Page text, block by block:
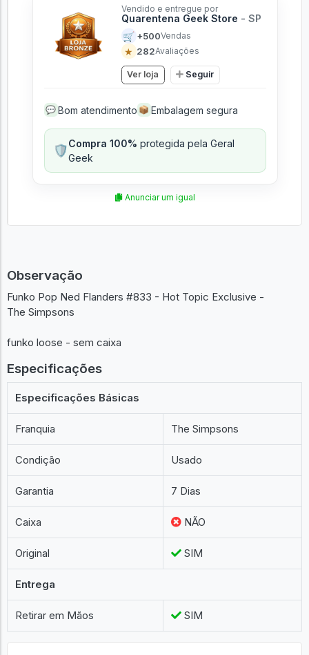
Vendido e entregue por
Quarentena Geek Store - SP
🛒 +500Vendas
★ 282Avaliações
Ver loja Seguir
💬 Bom atendimento 📦 Embalagem segura
🛡️Compra 100% protegida pela Geral
Geek
Anunciar um igual
Observação
Funko Pop Ned Flanders #833 - Hot Topic Exclusive -
The Simpsons
funko loose - sem caixa
Especificações
Especificações Básicas
Franquia The Simpsons
Condição Usado
Garantia 7 Dias
Caixa NÃO
Original SIM
Entrega
Retirar em Mãos SIM